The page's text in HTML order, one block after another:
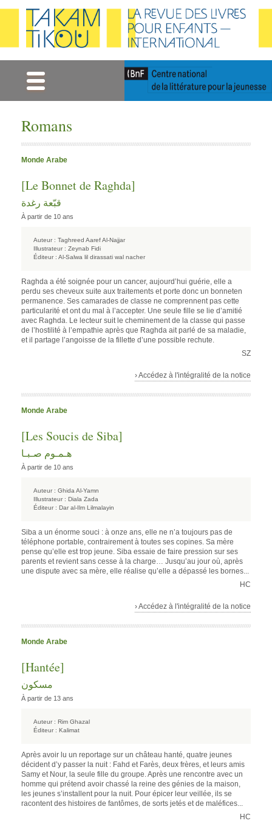
Romans
Monde Arabe
[Le Bonnet de Raghda]
قبّعة رغدة
À partir de 10 ans
Auteur : Taghreed Aaref Al-Najjar
Illustrateur : Zeynab Fidi
Éditeur : Al-Salwa lil dirassati wal nacher
Raghda a été soignée pour un cancer, aujourd’hui guérie, elle a
perdu ses cheveux suite aux traitements et porte donc un bonneten
permanence. Ses camarades de classe ne comprennent pas cette
particularité et ont du mal à l’accepter. Une seule fille se lie d’amitié
avec Raghda. Le lecteur suit le cheminement de la classe qui passe
de l’hostilité à l’empathie après que Raghda ait parlé de sa maladie,
et il partage l’angoisse de la fillette d’une possible rechute.
SZ
› Accédez à l'intégralité de la notice
Monde Arabe
[Les Soucis de Siba]
هـمـوم صـبـا
À partir de 10 ans
Auteur : Ghida Al-Yamn
Illustrateur : Diala Zada
Éditeur : Dar al-Ilm Lilmalayin
Siba a un énorme souci : à onze ans, elle ne n’a toujours pas de
téléphone portable, contrairement à toutes ses copines. Sa mère
pense qu’elle est trop jeune. Siba essaie de faire pression sur ses
parents et revient sans cesse à la charge… Jusqu’au jour où, après
une dispute avec sa mère, elle réalise qu’elle a dépassé les bornes...
HC
› Accédez à l'intégralité de la notice
Monde Arabe
[Hantée]
مسكون
À partir de 13 ans
Auteur : Rim Ghazal
Éditeur : Kalimat
Après avoir lu un reportage sur un château hanté, quatre jeunes
décident d’y passer la nuit : Fahd et Farès, deux frères, et leurs amis
Samy et Nour, la seule fille du groupe. Après une rencontre avec un
homme qui prétend avoir chassé la reine des génies de la maison,
les jeunes s’installent pour la nuit. Pour épicer leur veillée, ils se
racontent des histoires de fantômes, de sorts jetés et de maléfices...
HC